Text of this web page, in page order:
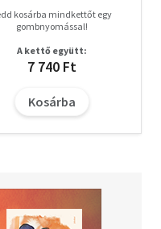
kosárba mindkettőt egy
gombnyomással!
A kettő együtt:
7 740 Ft
Kosárba